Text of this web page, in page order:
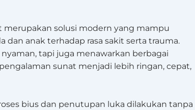
solusi modern yang mampu
dan anak terhadap rasa sakit serta trauma.
tapi juga menawarkan berbagai
sunat menjadi lebih ringan, cepat,
bius dan penutupan luka dilakukan tanpa